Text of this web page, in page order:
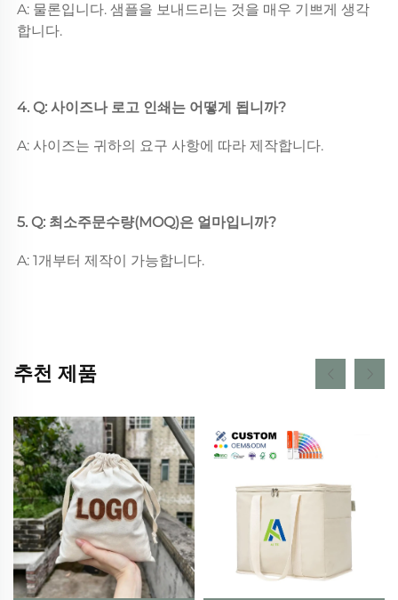
A: 물론입니다. 샘플을 보내드리는 것을 매우 기쁘게 생각
합니다.
4. Q: 사이즈나 로고 인쇄는 어떻게 됩니까?
A: 사이즈는 귀하의 요구 사항에 따라 제작합니다.
5. Q: 최소주문수량(MOQ)은 얼마입니까?
A: 1개부터 제작이 가능합니다.
추천 제품